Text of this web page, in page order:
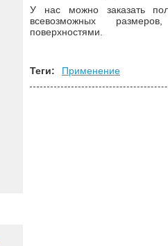
У нас можно заказать
всевозможных
поверхностями.
Теги: Применение